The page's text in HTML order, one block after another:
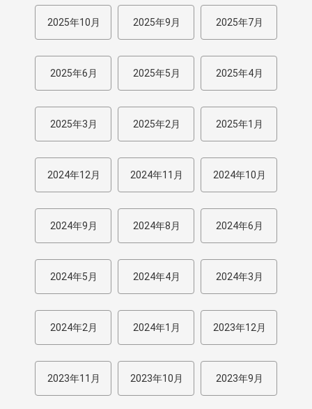
2025年10月 2025年9月 2025年7月
2025年6月 2025年5月 2025年4月
2025年3月 2025年2月 2025年1月
2024年12月 2024年11月 2024年10月
2024年9月 2024年8月 2024年6月
2024年5月 2024年4月 2024年3月
2024年2月 2024年1月 2023年12月
2023年11月 2023年10月 2023年9月